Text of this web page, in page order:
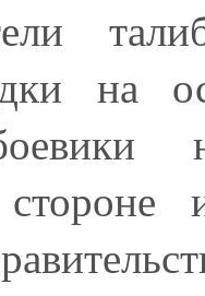
на
стороне